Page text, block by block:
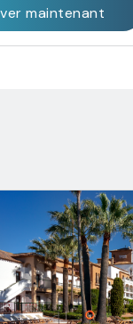
maintenant